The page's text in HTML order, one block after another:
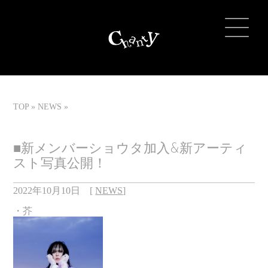
TOP NEWS
■新メンバーショウタ加入&新アーティ
スト写真公開！
2022年10月10日 [ NEWS]
・芥